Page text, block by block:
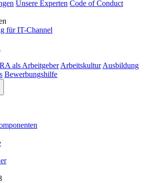
Unsere Experten Code of Conduct
für IT-Channel
als Arbeitgeber Arbeitskultur Ausbildung
Bewerbungshilfe